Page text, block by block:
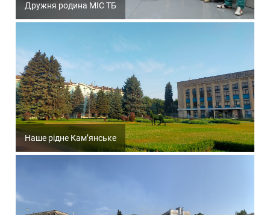
Дружня родина МІС ТБ
Наше рідне Кам’янське